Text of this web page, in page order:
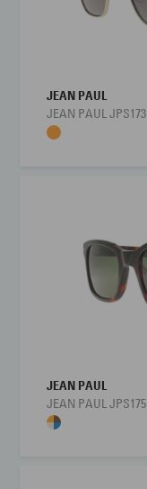
JEAN PAUL
JEAN PAUL JPS173
JEAN PAUL
JEAN PAUL JPS175